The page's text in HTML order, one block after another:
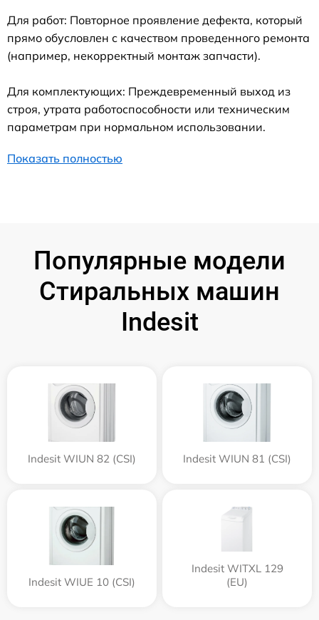
Для работ: Повторное проявление дефекта, который
прямо обусловлен с качеством проведенного ремонта
(например, некорректный монтаж запчасти).
Для комплектующих: Преждевременный выход из
строя, утрата работоспособности или техническим
параметрам при нормальном использовании.
Показать полностью
Популярные модели
Стиральных машин
Indesit
Indesit WIUN 82 (CSI) Indesit WIUN 81 (CSI)
Indesit WIUE 10 (CSI)
Indesit WITXL 129
(EU)